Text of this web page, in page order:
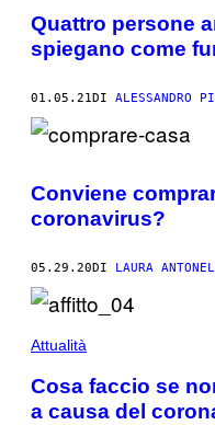
Quattro persone
spiegano come
01.05.21DI ALESSANDRO
Conviene
coronavirus?
05.29.20DI LAURA
Attualità
Cosa faccio se
a causa del